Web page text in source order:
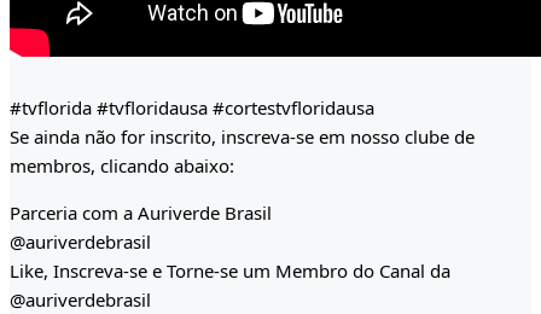
#tvflorida #tvfloridausa #cortestvfloridausa
Se ainda não for inscrito, inscreva-se em nosso clube de
membros, clicando abaixo:
Parceria com a Auriverde Brasil
@auriverdebrasil
Like, Inscreva-se e Torne-se um Membro do Canal da
@auriverdebrasil